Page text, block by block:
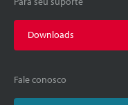
Downloads
Fale conosco